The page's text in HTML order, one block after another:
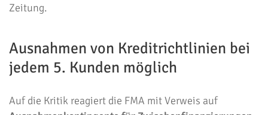
Zeitung.
Ausnahmen von Kreditrichtlinien bei
jedem 5. Kunden möglich
Auf die Kritik reagiert die FMA mit Verweis auf